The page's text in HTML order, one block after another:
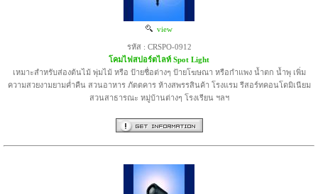
view
รหัส : CRSPO-0912
โคมไฟสปอร์ตไลท์ Spot Light
เหมาะสำหรับส่องต้นไม้ พุ่มไม้ หรือ ป้ายชื่อต่างๆ ป้ายโฆษณา หรือกำแพง น้ำตก น้ำพุ เพิ่ม
ความสวยงามยามค่ำคืน สวนอาหาร ภัตตคาร ห้างสพรรสินค้า โรงแรม รีสอร์ทคอนโดมิเนียม
สวนสาธารณะ หมู่บ้านต่างๆ โรงเรียน ฯลฯ